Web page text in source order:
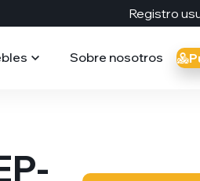
Registro
Sobre nosotros